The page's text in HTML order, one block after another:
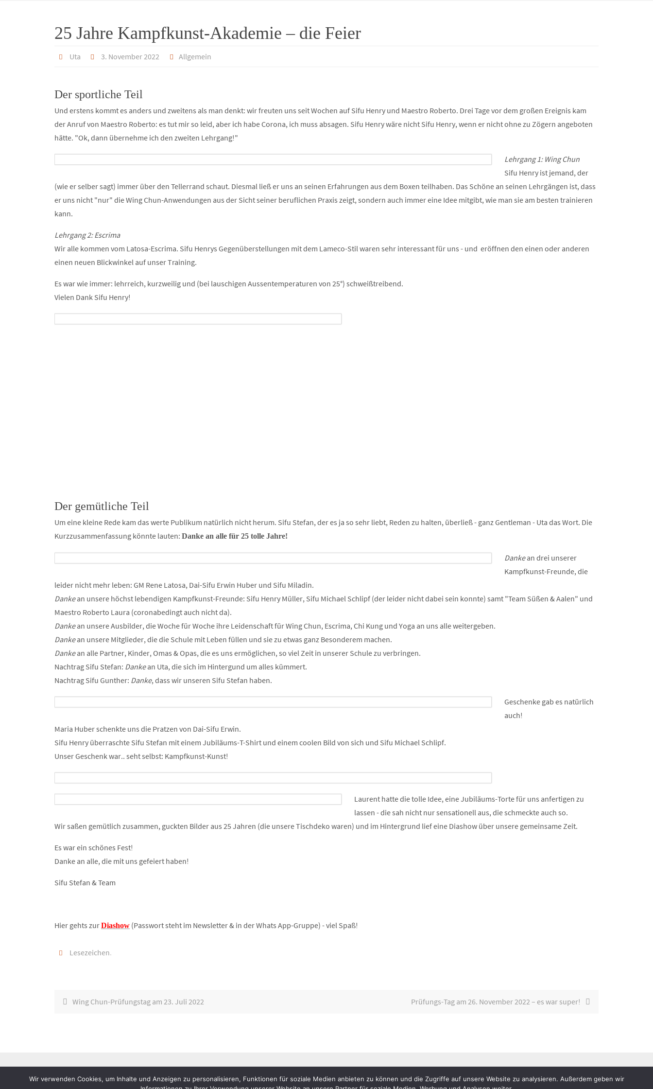
25 Jahre Kampfkunst-Akademie – die Feier
Uta 3. November 2022 Allgemein
Der sportliche Teil
Und erstens kommt es anders und zweitens als man denkt: wir freuten uns seit Wochen auf Sifu Henry und Maestro Roberto. Drei Tage vor dem großen Ereignis kam
der Anruf von Maestro Roberto: es tut mir so leid, aber ich habe Corona, ich muss absagen. Sifu Henry wäre nicht Sifu Henry, wenn er nicht ohne zu Zögern angeboten
hätte. "Ok, dann übernehme ich den zweiten Lehrgang!"
Lehrgang 1: Wing Chun
Sifu Henry ist jemand, der
(wie er selber sagt) immer über den Tellerrand schaut. Diesmal ließ er uns an seinen Erfahrungen aus dem Boxen teilhaben. Das Schöne an seinen Lehrgängen ist, dass
er uns nicht "nur" die Wing Chun-Anwendungen aus der Sicht seiner beruflichen Praxis zeigt, sondern auch immer eine Idee mitgibt, wie man sie am besten trainieren
kann.
Lehrgang 2: Escrima
Wir alle kommen vom Latosa-Escrima. Sifu Henrys Gegenüberstellungen mit dem Lameco-Stil waren sehr interessant für uns - und eröffnen den einen oder anderen
einen neuen Blickwinkel auf unser Training.
Es war wie immer: lehrreich, kurzweilig und (bei lauschigen Aussentemperaturen von 25°) schweißtreibend.
Vielen Dank Sifu Henry!
Der gemütliche Teil
Um eine kleine Rede kam das werte Publikum natürlich nicht herum. Sifu Stefan, der es ja so sehr liebt, Reden zu halten, überließ - ganz Gentleman - Uta das Wort. Die
Kurzzusammenfassung könnte lauten: Danke an alle für 25 tolle Jahre!
Dankean drei unserer
Kampfkunst-Freunde, die
leider nicht mehr leben: GM Rene Latosa, Dai-Sifu Erwin Huber und Sifu Miladin.
Dankean unsere höchst lebendigen Kampfkunst-Freunde: Sifu Henry Müller, Sifu Michael Schlipf (der leider nicht dabei sein konnte) samt "Team Süßen & Aalen" und
Maestro Roberto Laura (coronabedingt auch nicht da).
Dankean unsere Ausbilder, die Woche für Woche ihre Leidenschaft für Wing Chun, Escrima, Chi Kung und Yoga an uns alle weitergeben.
Dankean unsere Mitglieder, die die Schule mit Leben füllen und sie zu etwas ganz Besonderem machen.
Dankean alle Partner, Kinder, Omas & Opas, die es uns ermöglichen, so viel Zeit in unserer Schule zu verbringen.
Nachtrag Sifu Stefan: Dankean Uta, die sich im Hintergund um alles kümmert.
Nachtrag Sifu Gunther: Danke, dass wir unseren Sifu Stefan haben.
Geschenke gab es natürlich
auch!
Maria Huber schenkte uns die Pratzen von Dai-Sifu Erwin.
Sifu Henry überraschte Sifu Stefan mit einem Jubiläums-T-Shirt und einem coolen Bild von sich und Sifu Michael Schlipf.
Unser Geschenk war.. seht selbst: Kampfkunst-Kunst!
Laurent hatte die tolle Idee, eine Jubiläums-Torte für uns anfertigen zu
lassen - die sah nicht nur sensationell aus, die schmeckte auch so.
Wir saßen gemütlich zusammen, guckten Bilder aus 25 Jahren (die unsere Tischdeko waren) und im Hintergrund lief eine Diashow über unsere gemeinsame Zeit.
Es war ein schönes Fest!
Danke an alle, die mit uns gefeiert haben!
Sifu Stefan & Team
Hier gehts zurDiashow (Passwort steht im Newsletter & in der Whats App-Gruppe) - viel Spaß!
Lesezeichen.
Wing Chun-Prüfungstag am 23. Juli 2022 Prüfungs-Tag am 26. November 2022 – es war super!
ImpressumDatenschutz
Wir verwenden Cookies, um Inhalte und Anzeigen zu personalisieren, Funktionen für soziale Medien anbieten zu können und die Zugriffe auf unsere Website zu analysieren. Außerdem geben wir